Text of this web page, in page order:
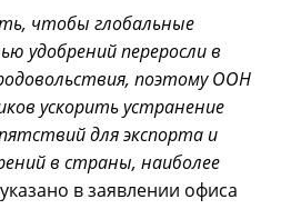
чтобы глобальные
удобрений переросли в
поэтому ООН
ускорить устранение
для экспорта и
в страны, наиболее
в заявлении офиса